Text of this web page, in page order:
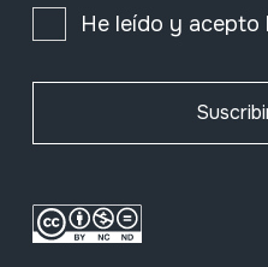
He leído y acepto